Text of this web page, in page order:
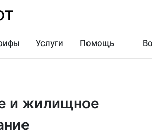
Услуги Помощь
и жилищное